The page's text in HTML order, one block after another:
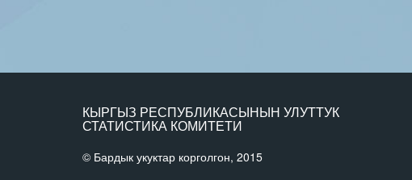
КЫРГЫЗ РЕСПУБЛИКАСЫНЫН УЛУТТУК
СТАТИСТИКА КОМИТЕТИ
© Бардык укуктар корголгон, 2015